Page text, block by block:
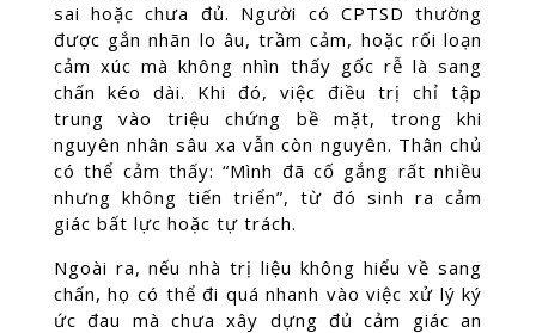
sai hoặc chưa đủ. Người có CPTSD thường
được gắn nhãn lo âu, trầm cảm, hoặc rối loạn
cảm xúc mà không nhìn thấy gốc rễ là sang
chấn kéo dài. Khi đó, việc điều trị chỉ tập
trung vào triệu chứng bề mặt, trong khi
nguyên nhân sâu xa vẫn còn nguyên. Thân chủ
có thể cảm thấy: “Mình đã cố gắng rất nhiều
nhưng không tiến triển”, từ đó sinh ra cảm
giác bất lực hoặc tự trách.
Ngoài ra, nếu nhà trị liệu không hiểu về sang
chấn, họ có thể đi quá nhanh vào việc xử lý ký
ức đau mà chưa xây dựng đủ cảm giác an